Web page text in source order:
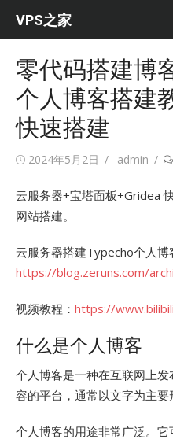
VPS之家
零代码搭建博
个人博客搭建
快速搭建
Posted
2024年5月2日 Author
admin
云服务器+宝塔面板+Gridea
网站搭建。
云服务器搭建Typecho个人博
https://blog.zeruns.com/
视频教程： https://
什么是个人博客
个人博客是一种在互联网上
容的平台，通常以文字为主要
个人博客的用途非常广泛。它